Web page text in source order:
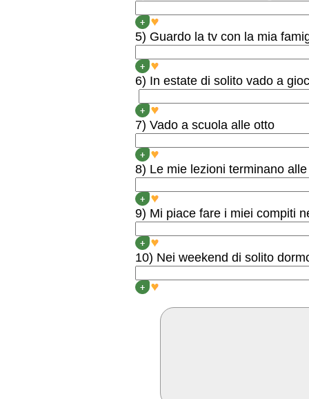
+
5) Guardo la tv con la mia
+
6) In estate di solito vado a
+
7) Vado a scuola alle otto
+
8) Le mie lezioni terminano
+
9) Mi piace fare i miei compiti
+
10) Nei weekend di solito
+